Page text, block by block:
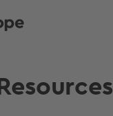
Resources